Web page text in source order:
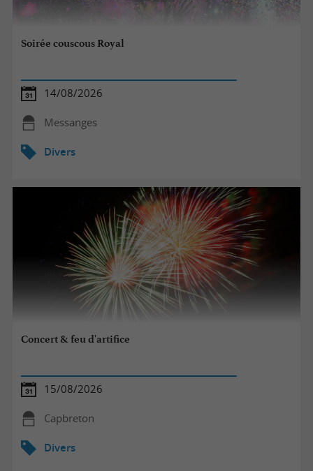
Soirée couscous Royal
14/08/2026
Messanges
Divers
Concert & feu d'artifice
15/08/2026
Capbreton
Divers